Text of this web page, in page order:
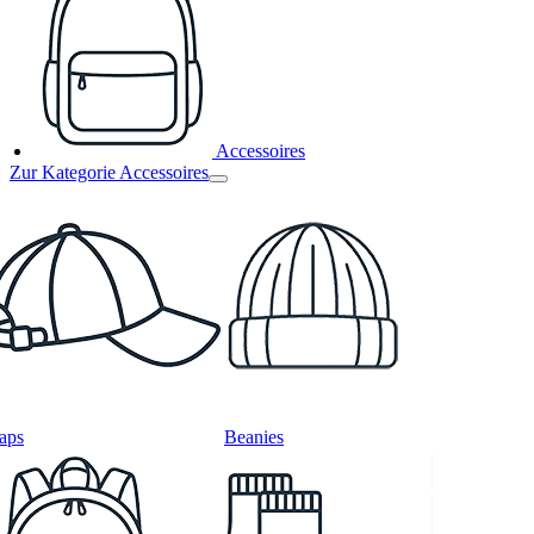
Accessoires
Zur Kategorie Accessoires
Beanies